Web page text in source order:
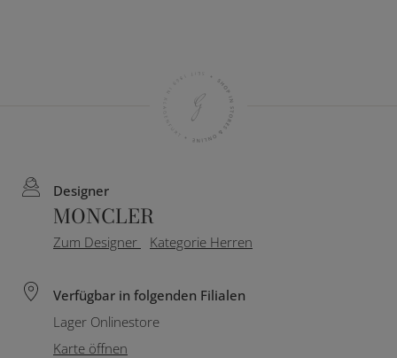
Designer
MONCLER
Zum Designer Kategorie Herren
Verfügbar in folgenden Filialen
Lager Onlinestore
Karte öffnen